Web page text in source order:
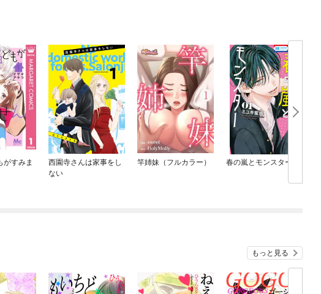
がすみま
西園寺さんは家事をし
ない
竿姉妹（フルカラー） 春の嵐とモンスター
もっと見る